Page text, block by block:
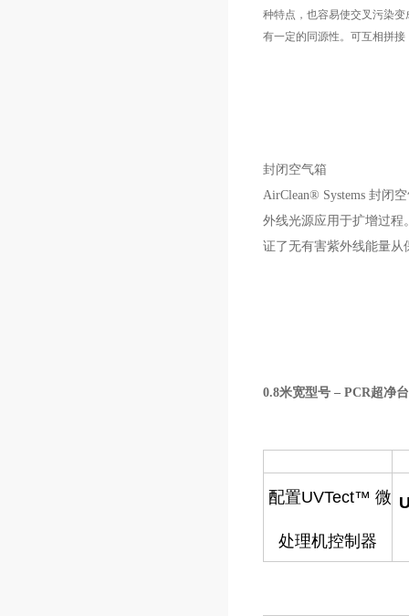
种特点，也容易使交叉污染
有一定的同源性。可互相拼
封闭空气箱
AirClean® Systems 封闭
外线光源应用于扩增过程
证了无有害紫外线能量从
0.8米宽型号 – PCR超净台
配置UVTect™ 微
处理机控制器